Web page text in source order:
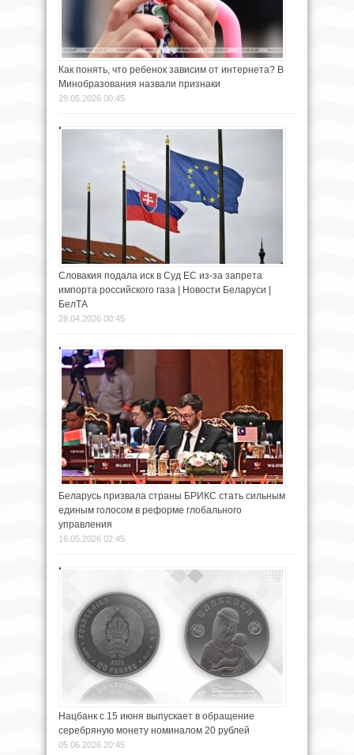
Как понять, что ребенок зависим от интернета? В
Минобразования назвали признаки
29.05.2026 00:45
Словакия подала иск в Суд ЕС из-за запрета
импорта российского газа | Новости Беларуси |
БелТА
28.04.2026 00:45
Беларусь призвала страны БРИКС стать сильным
единым голосом в реформе глобального
управления
16.05.2026 02:45
Нацбанк с 15 июня выпускает в обращение
серебряную монету номиналом 20 рублей
05.06.2026 20:45